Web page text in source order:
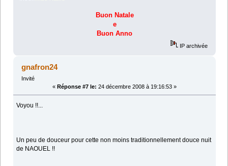
Buon Natale
e
Buon Anno
IP archivée
gnafron24
Invité
« Réponse #7 le: 24 décembre 2008 à 19:16:53 »
Voyou !!...
Un peu de douceur pour cette non moins traditionnellement douce nuit
de NAOUEL !!